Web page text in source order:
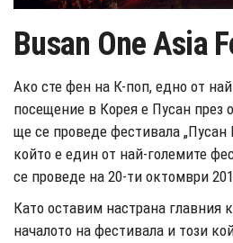
Busan One Asia
Ако сте фен на К-поп, едно от
посещение в Корея е Пусан през
ще се проведе фестивала „Пусан
който е един от най-големите
се проведе на 20-ти октомври
Като оставим настрана главния
началото на фестивала и този